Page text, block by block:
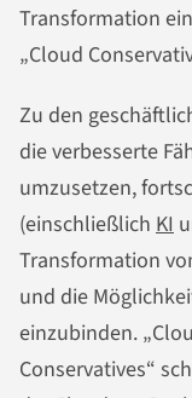
Transformation
„Cloud
Zu den
die verbesserte
umzusetzen,
(einschließlich KI
Transformation
und die
einzubinden.
Conservatives“